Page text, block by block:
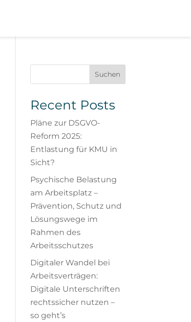
Suchen
Recent Posts
Pläne zur DSGVO-
Reform 2025:
Entlastung für KMU in
Sicht?
Psychische Belastung
am Arbeitsplatz –
Prävention, Schutz und
Lösungswege im
Rahmen des
Arbeitsschutzes
Digitaler Wandel bei
Arbeitsverträgen:
Digitale Unterschriften
rechtssicher nutzen –
so geht’s